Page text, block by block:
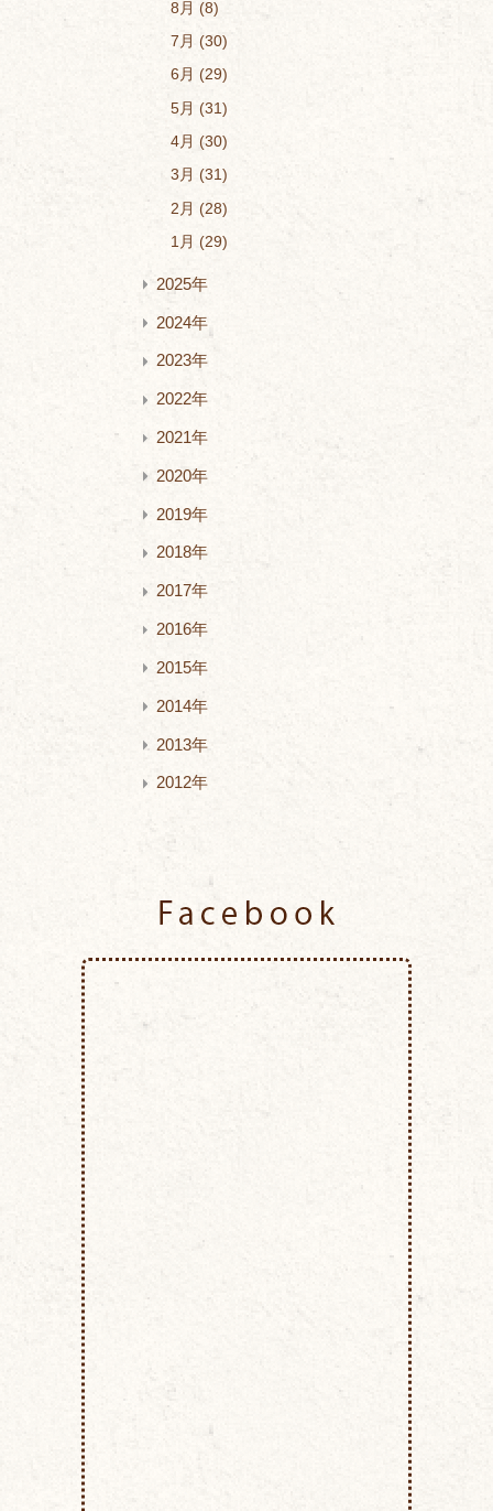
8月
8
7月
30
6月
29
5月
31
4月
30
3月
31
2月
28
1月
29
2025年
2024年
2023年
2022年
2021年
2020年
2019年
2018年
2017年
2016年
2015年
2014年
2013年
2012年